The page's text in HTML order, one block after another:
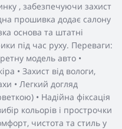
, забезпечуючи захист
прошивка додає салону
основа та штатні
під час руху. Переваги:
модель авто •
• Захист від вологи,
• Легкий догляд
• Надійна фіксація
кольорів і прострочки
чистота та стиль у